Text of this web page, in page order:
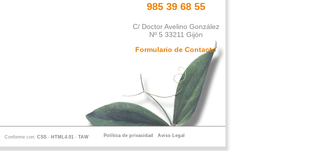
985 39 68 55
C/ Doctor Avelino González
Nº 5 33211 Gijón
Formulario de Contacto
Conforme con: CSS- HTML4.01- TAW Política de privacidad Aviso Legal